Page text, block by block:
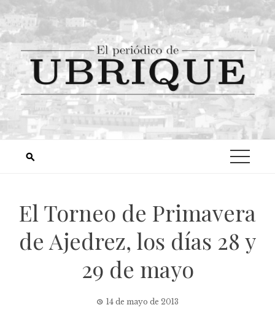
El Torneo de Primavera
de Ajedrez, los días 28 y
29 de mayo
14 de mayo de 2013